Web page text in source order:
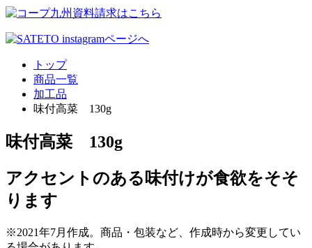
トップ
商品一覧
加工品
味付高菜 130g
味付高菜 130g
アクセントのある味付けが食欲をそそ
ります
※2021年7月作成。商品・包装など、作成時から変更してい